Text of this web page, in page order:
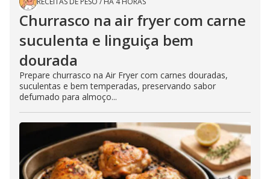
Churrasco na air fryer com carne
suculenta e linguiça bem
dourada
Prepare churrasco na Air Fryer com carnes douradas,
suculentas e bem temperadas, preservando sabor
defumado para almoço...